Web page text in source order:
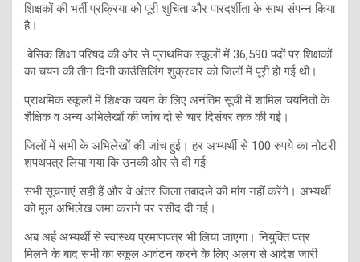
शिक्षकों की भर्ती प्रक्रिया को पूरी शुचिता और पारदर्शीता के साथ संपन्न किया
है।
बेसिक शिक्षा परिषद की ओर से प्राथमिक स्कूलों में 36,590 पदों पर शिक्षकों
का चयन की तीन दिनी काउंसिलिंग शुक्रवार को जिलों में पूरी हो गई थी।
प्राथमिक स्कूलों में शिक्षक चयन के लिए अनंतिम सूची में शामिल चयनितों के
शैक्षिक व अन्य अभिलेखों की जांच दो से चार दिसंबर तक की गई।
जिलों में सभी के अभिलेखों की जांच हुई। हर अभ्यर्थी से 100 रुपये का नोटरी
शपथपत्र लिया गया कि उनकी ओर से दी गई
सभी सूचनाएं सही हैं और वे अंतर जिला तबादले की मांग नहीं करेंगे। अभ्यर्थी
को मूल अभिलेख जमा कराने पर रसीद दी गई।
अब अर्ह अभ्यर्थी से स्वास्थ्य प्रमाणपत्र भी लिया जाएगा। नियुक्ति पत्र
मिलने के बाद सभी का स्कूल आवंटन करने के लिए अलग से आदेश जारी